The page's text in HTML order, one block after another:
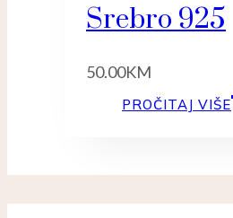
Srebro 925
50.00KM
PROČITAJ VIŠE